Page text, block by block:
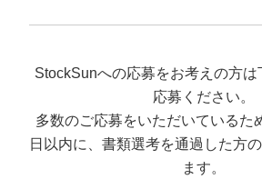
StockSunへの応募をお考えの方
応募ください。
多数のご応募をいただいているた
日以内に、書類選考を通過した方
ます。